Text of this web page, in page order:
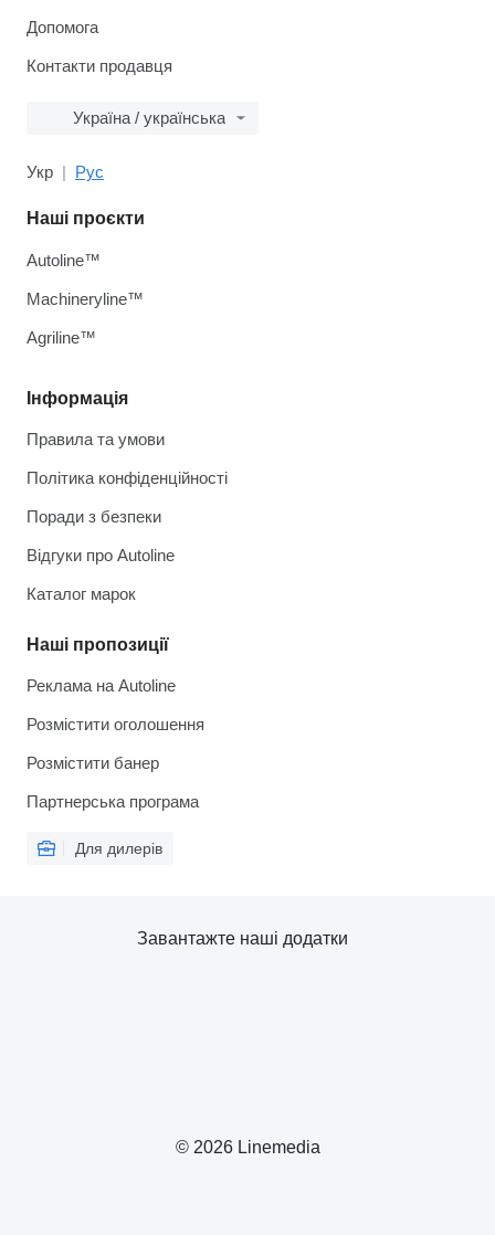
Допомога
Контакти продавця
Україна / українська
Укр Рус
Інформація
Правила та умови
Політика конфіденційності
Поради з безпеки
Відгуки про Autoline
Каталог марок
Наші пропозиції
Реклама на Autoline
Розмістити оголошення
Розмістити банер
Партнерська програма
Для дилерів
Наші проєкти
Autoline™
Machineryline™
Agriline™
© 2026 Linemedia
Завантажте наші додатки